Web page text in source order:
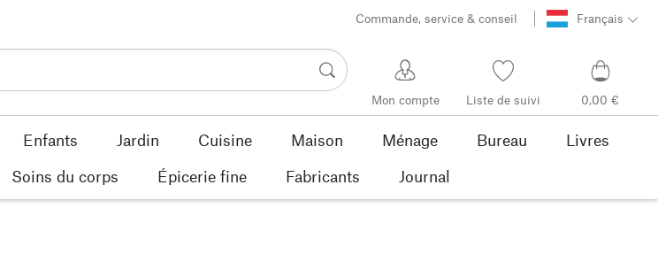
Commande, service & conseil Français
Mon compte Liste de suivi 0,00 €
Enfants Jardin Cuisine Maison Ménage Bureau
Livres
Soins du corps Épicerie fine Fabricants Journal